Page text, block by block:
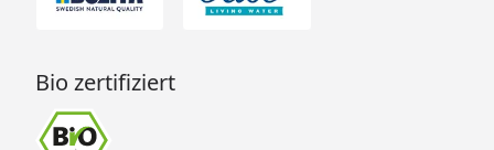
Bio zertifiziert